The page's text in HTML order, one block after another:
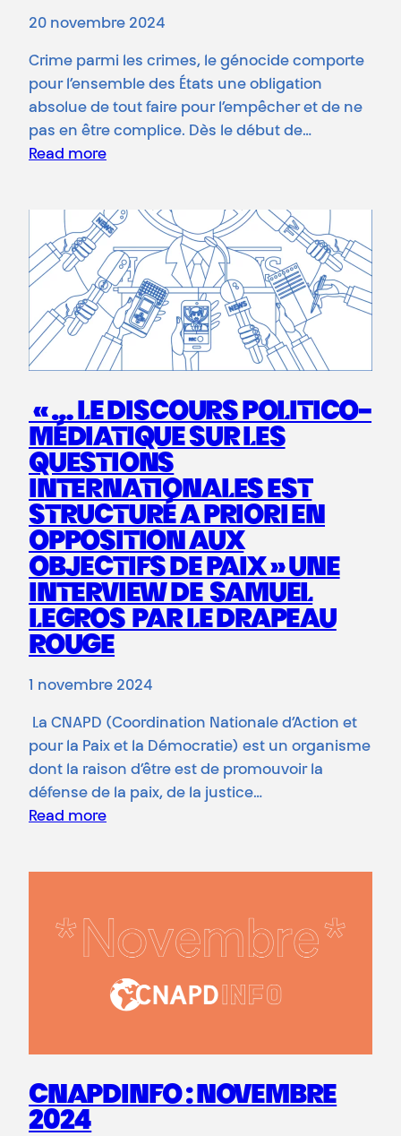
20 novembre 2024
Crime parmi les crimes, le génocide comporte
pour l’ensemble des États une obligation
absolue de tout faire pour l’empêcher et de ne
pas en être complice. Dès le début de…
Read more
« … LE DISCOURS POLITICO-
MÉDIATIQUE SUR LES
QUESTIONS
INTERNATIONALES EST
STRUCTURÉ A PRIORI EN
OPPOSITION AUX
OBJECTIFS DE PAIX » UNE
INTERVIEW DE SAMUEL
LEGROS PAR LE DRAPEAU
ROUGE
1 novembre 2024
La CNAPD (Coordination Nationale d’Action et
pour la Paix et la Démocratie) est un organisme
dont la raison d’être est de promouvoir la
défense de la paix, de la justice…
Read more
CNAPDINFO : NOVEMBRE
2024